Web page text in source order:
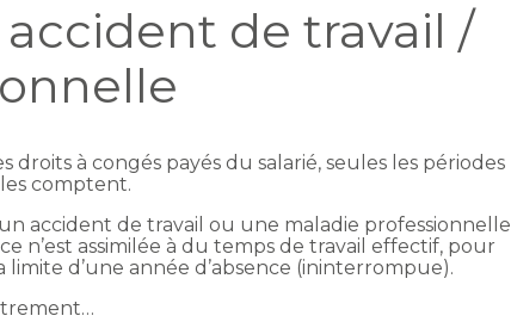
de travail /
droits à congés payés du salarié, seules les périodes
comptent.
accident de travail ou une maladie professionnelle
n’est assimilée à du temps de travail effectif, pour
limite d’une année d’absence (ininterrompue).